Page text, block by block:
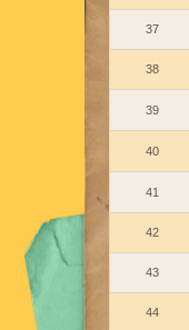
37
38
39
40
41
42
43
44